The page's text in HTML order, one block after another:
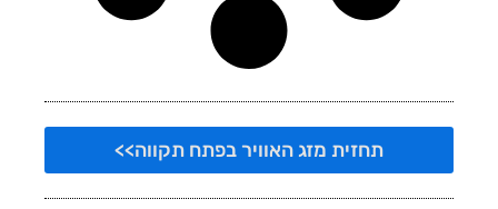
תחזית מזג האוויר בפתח תקווה>>